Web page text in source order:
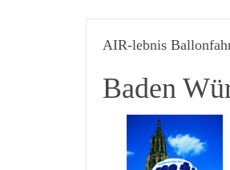
AIR-lebnis
Baden